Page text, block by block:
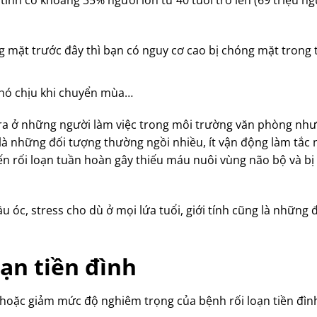
mặt trước đây thì bạn có nguy cơ cao bị chóng mặt trong
chịu khi chuyển mùa…
ở những người làm việc trong môi trường văn phòng
những đối tượng thường ngồi nhiều, ít vận động làm tắc
rối loạn tuần hoàn gây thiếu máu nuôi vùng não bộ và
óc, stress cho dù ở mọi lứa tuổi, giới tính cũng là những
tiền đình
giảm mức độ nghiêm trọng của bệnh rối loạn tiền